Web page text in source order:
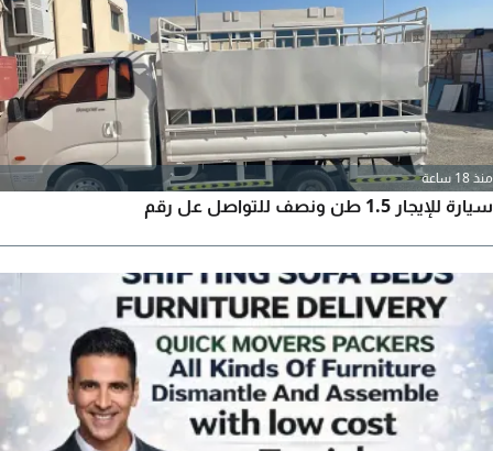
منذ 18 ساعة
سيارة للإيجار 1.5 طن ونصف للتواصل عل رقم